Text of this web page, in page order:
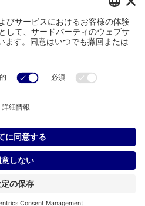
ィステートメント
利用にあたって
Ltd and SPT Microtechnologies